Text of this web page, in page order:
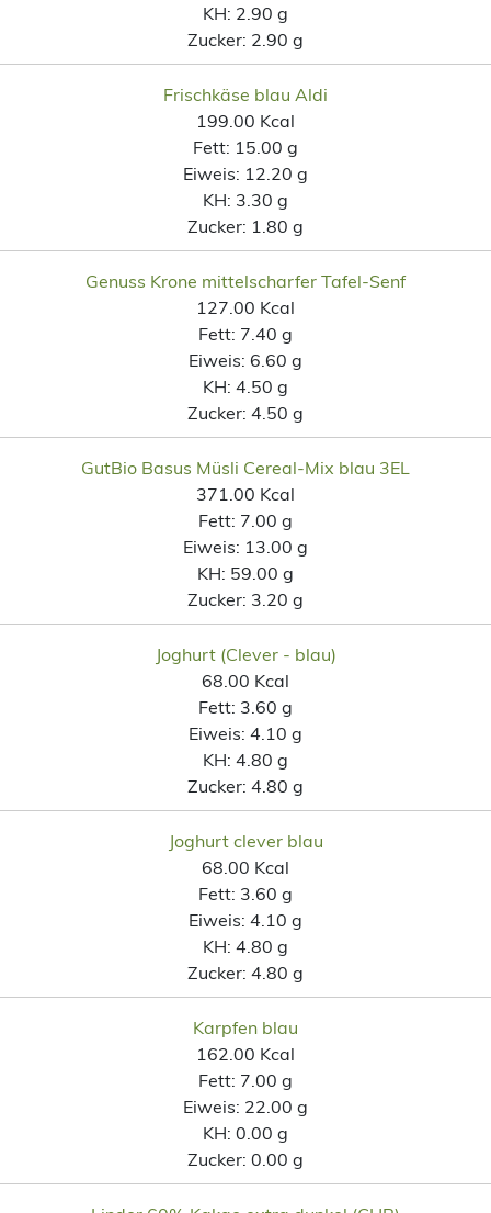
KH: 2.90 g
Zucker: 2.90 g
Frischkäse blau Aldi
199.00 Kcal
Fett: 15.00 g
Eiweis: 12.20 g
KH: 3.30 g
Zucker: 1.80 g
Genuss Krone mittelscharfer Tafel-Senf
127.00 Kcal
Fett: 7.40 g
Eiweis: 6.60 g
KH: 4.50 g
Zucker: 4.50 g
GutBio Basus Müsli Cereal-Mix blau 3EL
371.00 Kcal
Fett: 7.00 g
Eiweis: 13.00 g
KH: 59.00 g
Zucker: 3.20 g
Joghurt (Clever - blau)
68.00 Kcal
Fett: 3.60 g
Eiweis: 4.10 g
KH: 4.80 g
Zucker: 4.80 g
Joghurt clever blau
68.00 Kcal
Fett: 3.60 g
Eiweis: 4.10 g
KH: 4.80 g
Zucker: 4.80 g
Karpfen blau
162.00 Kcal
Fett: 7.00 g
Eiweis: 22.00 g
KH: 0.00 g
Zucker: 0.00 g